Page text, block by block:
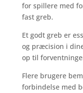
for spillere med
fast greb.
Et godt greb er
og præcision i
op til
Flere brugere
forbindelse med